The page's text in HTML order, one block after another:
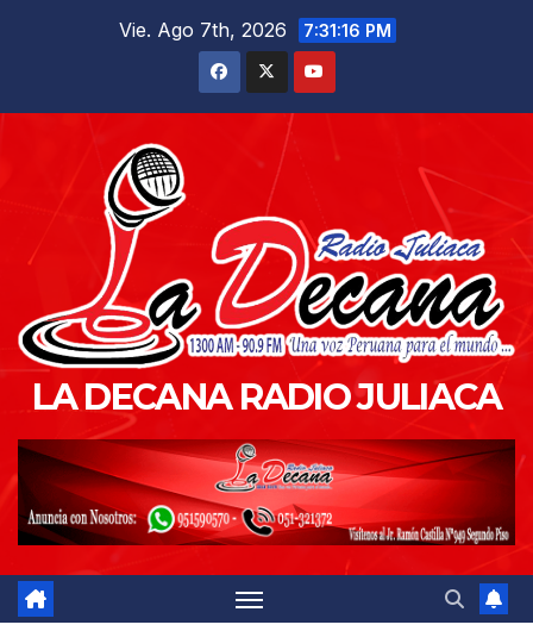
Vie. Ago 7th, 2026 7:31:18 PM
LA DECANA RADIO JULIACA